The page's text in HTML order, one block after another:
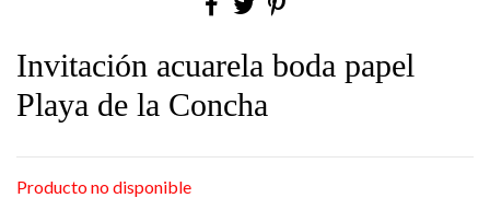
Invitación acuarela boda papel
Playa de la Concha
Producto no disponible